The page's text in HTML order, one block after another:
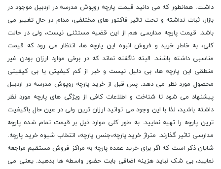
داشت. همانطور که می دانید قیمت پارچه روپوش مدرسه در اردبیل موجود در
بازار، ثبات نداشته و تحت تاثیر فاکتور های مختلفی، مدام در حال تغییر می
باشد. قیمت پارچه مدارسی هم از این قضیه مستثنی نیست، ولی در حالت
کلی، به خاطر خرید و فروش انبوه این پارچه ها، انتظار می رود که قیمت
مناسبی داشته باشند. البته ناگفته نماند که در برخی موارد ارزان بودن غیر
منطقی این پارچه ها، بی دلیل نیست و خبر از کم کیفیتی یا بی کیفیتی
محصول مورد نظر می دهد. پس قبل از خرید پارچه روپوش مدرسه در اردبیل
پیشنهاد می شود تا شناخت و اطلاعات کافی از ویژگی های پارچه مورد نظر
داشته باشید، لذا با این وجود می توانید ارزان ترین ولی در عین حال باکیفیت
ترین پارچه را تهیه نمایید. به طور کلی موارد ذیل بر قیمت تمام شده پارچه
مدارسی تاثیر گذارند. متراژ خرید پارچه،جنس پارچه، انتخاب شیوه خرید پارچه.
شایان ذکر است که اگر برای خرید عمده پارچه به مراکز فروش مستقیم مراجعه
نمایید، بی شک نباید هزینه اضافی بابت حضور واسطه ها بدهید. یعنی می